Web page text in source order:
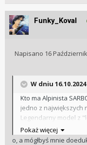
Funky_Koval
Napisano 16
W dniu 16.10.2024
Kto ma Alpinista
jedno z największych
Legendarny model z
świadomy kupujący
obowiązkowa. Po
Pokaż więcej
o, a mógłbyś mnie